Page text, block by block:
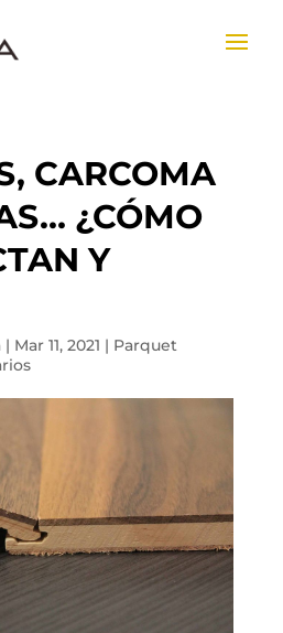
CARCOMA
¿CÓMO
Y
| Mar 11, 2021 | Parquet